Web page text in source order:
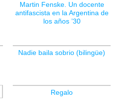
Martin Fenske. Un docente
antifascista en la Argentina de
los años ’30
Nadie baila sobrio (bilingüe)
Regalo